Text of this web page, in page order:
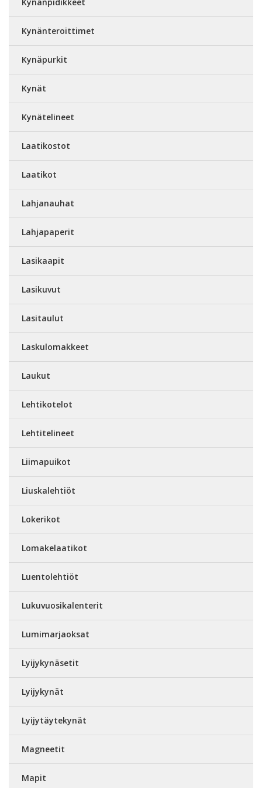
Kynänteroittimet
Kynäpurkit
Kynät
Kynätelineet
Laatikostot
Laatikot
Lahjanauhat
Lahjapaperit
Lasikaapit
Lasikuvut
Lasitaulut
Laskulomakkeet
Laukut
Lehtikotelot
Lehtitelineet
Liimapuikot
Liuskalehtiöt
Lokerikot
Lomakelaatikot
Luentolehtiöt
Lukuvuosikalenterit
Lumimarjaoksat
Lyijykynäsetit
Lyijykynät
Lyijytäytekynät
Magneetit
Mapit